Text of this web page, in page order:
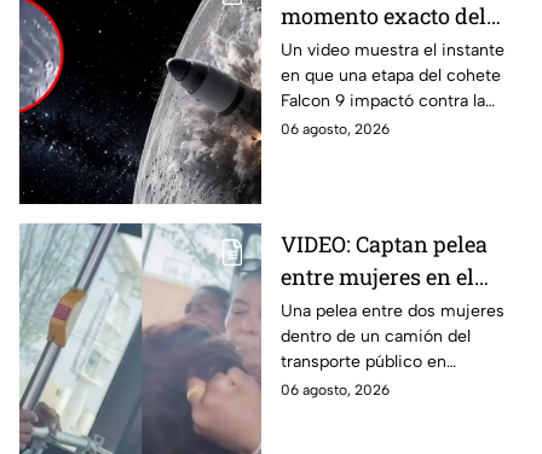
momento exacto del
impacto de cohete
contra la Luna; así
reaccionó
Un video muestra el instante
en que una etapa del cohete
Falcon 9 impactó contra la
luna, levantando una enorme
06 agosto, 2026
VIDEO: Captan pelea
entre mujeres en el
transporte público; así
se desgreñaron en
Monterrey
Una pelea entre dos mujeres
dentro de un camión del
transporte público en
Monterrey, Nuevo León, quedó
06 agosto, 2026